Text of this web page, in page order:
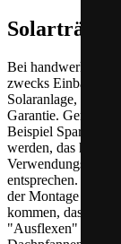
Bei handwerklicher
zwecks Einbau von
Solaranlage,
Garantie. Gemäß
Beispiel
werden, das heißt,
entsprechen.
der Montage von
kommen, dass
"Ausflexen" der